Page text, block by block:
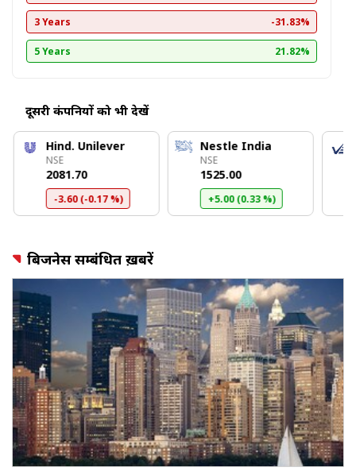
3 Years -31.83%
5 Years 21.82%
दूसरी कंपनियों को भी देखें
Hind. Unilever
NSE
₹2081.70
-3.60 (-0.17 %)
Nestle India
NSE
₹1525.00
+5.00 (0.33 %)
बिजनेस सम्बंधित ख़बरें